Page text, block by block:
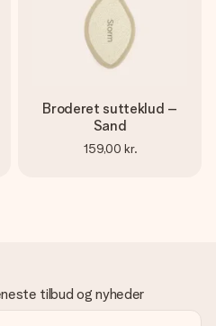
Broderet sutteklud –
Sand
159,00 kr.
tilbud og nyheder